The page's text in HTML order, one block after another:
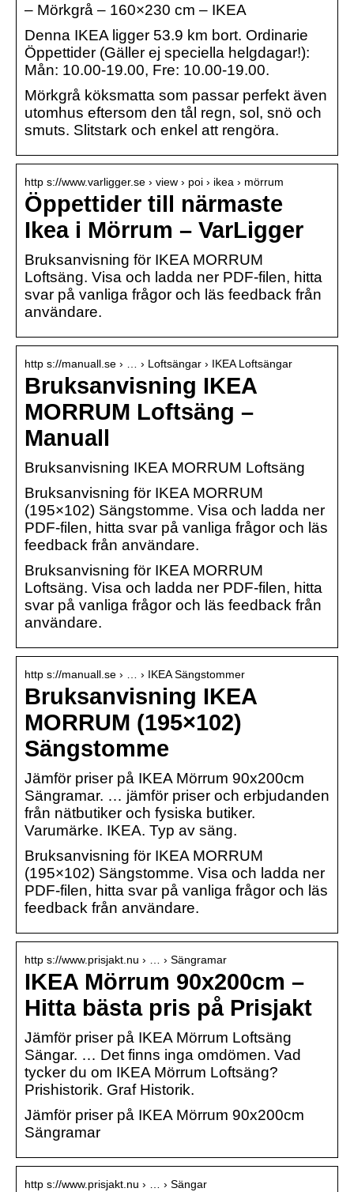
– Mörkgrå – 160×230 cm – IKEA
Denna IKEA ligger 53.9 km bort. Ordinarie
Öppettider (Gäller ej speciella helgdagar!):
Mån: 10.00-19.00, Fre: 10.00-19.00.
Mörkgrå köksmatta som passar perfekt även
utomhus eftersom den tål regn, sol, snö och
smuts. Slitstark och enkel att rengöra.
http s://www.varligger.se › view › poi › ikea › mörrum
Öppettider till närmaste
Ikea i Mörrum – VarLigger
Bruksanvisning för IKEA MORRUM
Loftsäng. Visa och ladda ner PDF-filen, hitta
svar på vanliga frågor och läs feedback från
användare.
http s://manuall.se › … › Loftsängar › IKEA Loftsängar
Bruksanvisning IKEA
MORRUM Loftsäng –
Manuall
Bruksanvisning IKEA MORRUM Loftsäng
Bruksanvisning för IKEA MORRUM
(195×102) Sängstomme. Visa och ladda ner
PDF-filen, hitta svar på vanliga frågor och läs
feedback från användare.
Bruksanvisning för IKEA MORRUM
Loftsäng. Visa och ladda ner PDF-filen, hitta
svar på vanliga frågor och läs feedback från
användare.
http s://manuall.se › … › IKEA Sängstommer
Bruksanvisning IKEA
MORRUM (195×102)
Sängstomme
Jämför priser på IKEA Mörrum 90x200cm
Sängramar. … jämför priser och erbjudanden
från nätbutiker och fysiska butiker.
Varumärke. IKEA. Typ av säng.
Bruksanvisning för IKEA MORRUM
(195×102) Sängstomme. Visa och ladda ner
PDF-filen, hitta svar på vanliga frågor och läs
feedback från användare.
http s://www.prisjakt.nu › … › Sängramar
IKEA Mörrum 90x200cm –
Hitta bästa pris på Prisjakt
Jämför priser på IKEA Mörrum Loftsäng
Sängar. … Det finns inga omdömen. Vad
tycker du om IKEA Mörrum Loftsäng?
Prishistorik. Graf Historik.
Jämför priser på IKEA Mörrum 90x200cm
Sängramar
http s://www.prisjakt.nu › … › Sängar